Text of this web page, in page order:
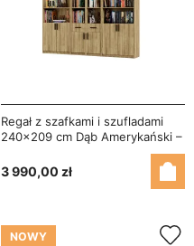
Regał z szafkami i szufladami
240x209 cm Dąb Amerykański –
3 990,00 zł
NOWY